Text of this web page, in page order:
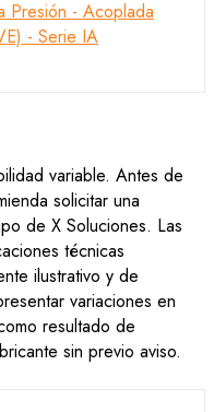
variable. Antes de
solicitar una
de X Soluciones. Las
técnicas
ilustrativo y de
variaciones en
resultado de
sin previo aviso.